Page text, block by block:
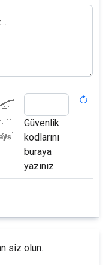
Güvenlik
kodlarını
buraya
yazınız
siz olun.